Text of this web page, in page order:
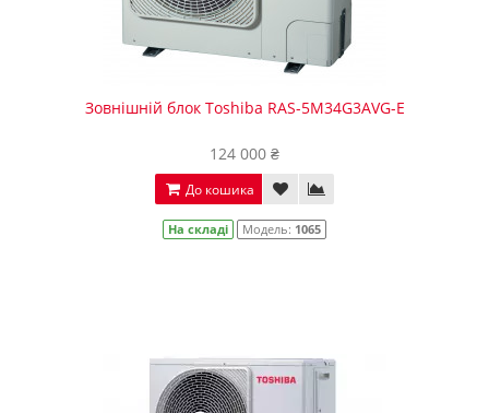
Зовнішній блок Toshiba RAS-5M34G3AVG-E
124 000 ₴
До кошика
На складі Модель: 1065